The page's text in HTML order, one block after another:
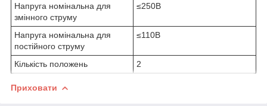
Напруга номінальна для
змінного струму
≤250В
Напруга номінальна для
постійного струму
≤110В
Кількість положень 2
Приховати